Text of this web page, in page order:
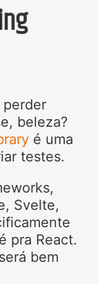
perder
beleza?
é uma
testes.
Svelte,
pra React.
bem